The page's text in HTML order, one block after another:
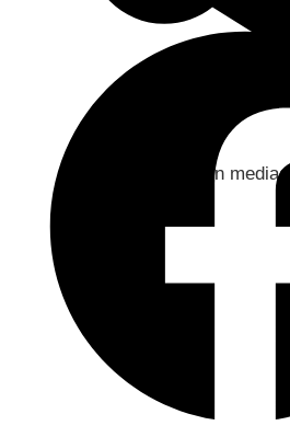
Jaa sosiaaliseen mediaan